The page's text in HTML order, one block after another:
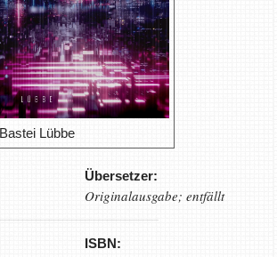
Lübbe
Übersetzer:
Originalausgabe; entfällt
ISBN: